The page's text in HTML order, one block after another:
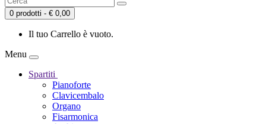
0 prodotti - € 0,00
Il tuo Carrello è vuoto.
Menu
Spartiti
Pianoforte
Clavicembalo
Organo
Fisarmonica